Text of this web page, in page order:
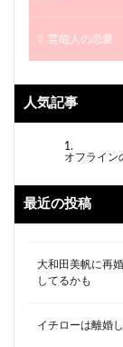
芸能人の恋愛
人気記事
オフライン
最近の投稿
大和田美帆に再
してるかも
イチローは離婚